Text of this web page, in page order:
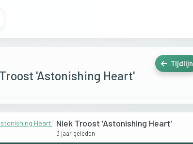
'Astonishing Heart'
Tijdlijn
Niek Troost 'Astonishing Heart'
3 jaar geleden